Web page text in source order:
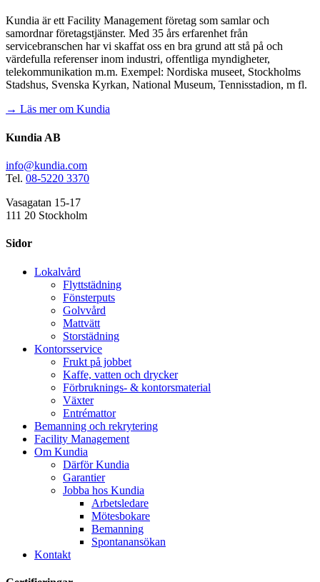
Kundia är ett Facility Management företag som samlar och
samordnar företagstjänster. Med 35 års erfarenhet från
servicebranschen har vi skaffat oss en bra grund att stå på och
värdefulla referenser inom industri, offentliga myndigheter,
telekommunikation m.m. Exempel: Nordiska museet, Stockholms
Stadshus, Svenska Kyrkan, National Museum, Tennisstadion, m fl.
→ Läs mer om Kundia
Kundia AB
info@kundia.com
Tel. 08-5220 3370
Vasagatan 15-17
111 20 Stockholm
Sidor
Lokalvård
Flyttstädning
Fönsterputs
Golvvård
Mattvätt
Storstädning
Kontorsservice
Frukt på jobbet
Kaffe, vatten och drycker
Förbruknings- & kontorsmaterial
Växter
Entrémattor
Bemanning och rekrytering
Facility Management
Om Kundia
Därför Kundia
Garantier
Jobba hos Kundia
Arbetsledare
Mötesbokare
Bemanning
Spontanansökan
Kontakt